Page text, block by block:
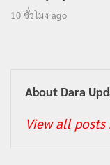
10 ชั่วโมง ago
About Dara
View all posts